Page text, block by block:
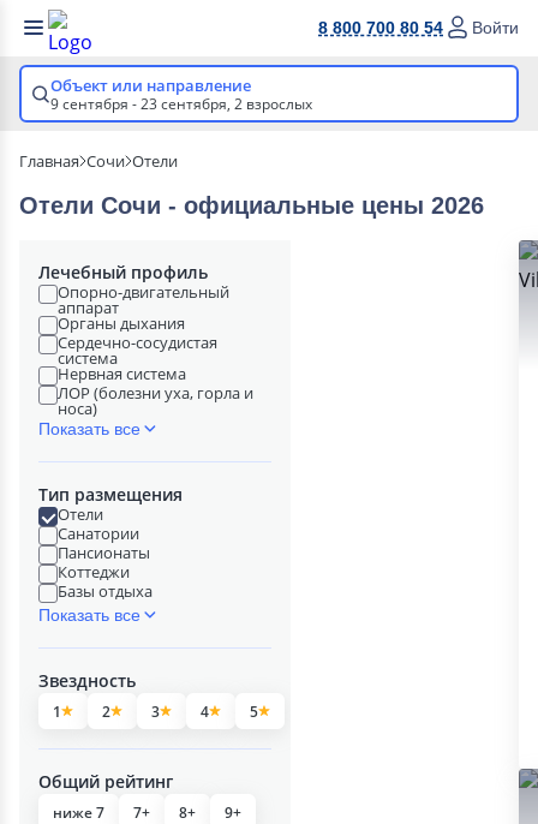
8 800 700 80 54 Войти
Объект или направление
9 сентября - 23 сентября, 2 взрослых
Главная Сочи Отели
Отели Сочи - официальные цены 2026
Лечебный профиль
Опорно-двигательный
аппарат
Органы дыхания
Сердечно-сосудистая
система
Нервная система
ЛОР (болезни уха, горла и
носа)
Показать все
Тип размещения
Отели
Санатории
Пансионаты
Коттеджи
Базы отдыха
Показать все
Звездность
1 2 3 4 5
Общий рейтинг
ниже 7 7+ 8+ 9+